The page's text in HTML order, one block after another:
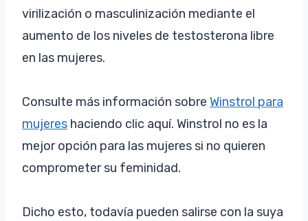
virilización o masculinización mediante el
aumento de los niveles de testosterona libre
en las mujeres.
Consulte más información sobre Winstrol para
mujeres haciendo clic aquí. Winstrol no es la
mejor opción para las mujeres si no quieren
comprometer su feminidad.
Dicho esto, todavía pueden salirse con la suya